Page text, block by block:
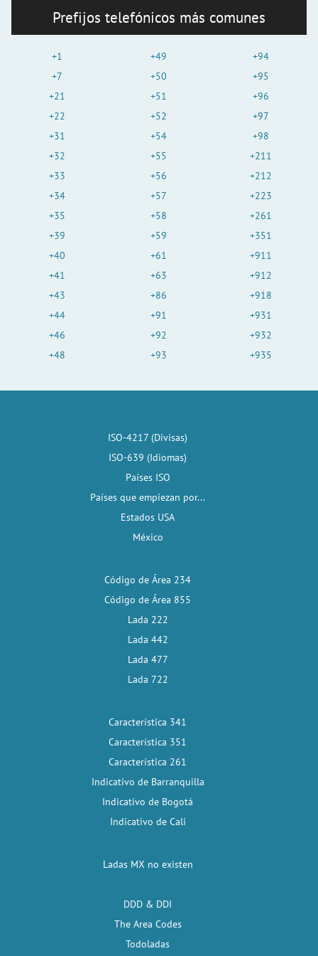
i
d
e
o
Prefijos telefónicos más comunes
+1
+7
+21
+22
+31
+32
+33
+34
+35
+39
+40
+41
+43
+44
+46
+48
+49
+50
+51
+52
+54
+55
+56
+57
+58
+59
+61
+63
+86
+91
+92
+93
+94
+95
+96
+97
+98
+211
+212
+223
+261
+351
+911
+912
+918
+931
+932
+935
ISO-4217 (Divisas)
ISO-639 (Idiomas)
Países ISO
Países que empiezan por...
Estados USA
México
Código de Área 234
Código de Área 855
Lada 222
Lada 442
Lada 477
Lada 722
Característica 341
Característica 351
Característica 261
Indicativo de Barranquilla
Indicativo de Bogotá
Indicativo de Cali
Ladas MX no existen
DDD & DDI
The Area Codes
Todoladas